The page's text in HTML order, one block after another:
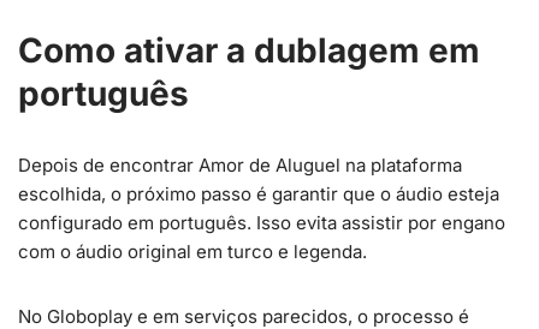
Como ativar a dublagem em
português
Depois de encontrar Amor de Aluguel na plataforma
escolhida, o próximo passo é garantir que o áudio esteja
configurado em português. Isso evita assistir por engano
com o áudio original em turco e legenda.
No Globoplay e em serviços parecidos, o processo é